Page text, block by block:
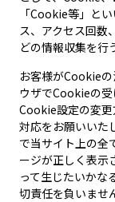
「Cookie等」と
ス、アクセス回数
どの情報収集を行
お客様がCookie
ウザでCookieの受
Cookie設定の変
対応をお願いいた
で当サイト上の全
ージが正しく表示
って生じたいかな
切責任を負いませ